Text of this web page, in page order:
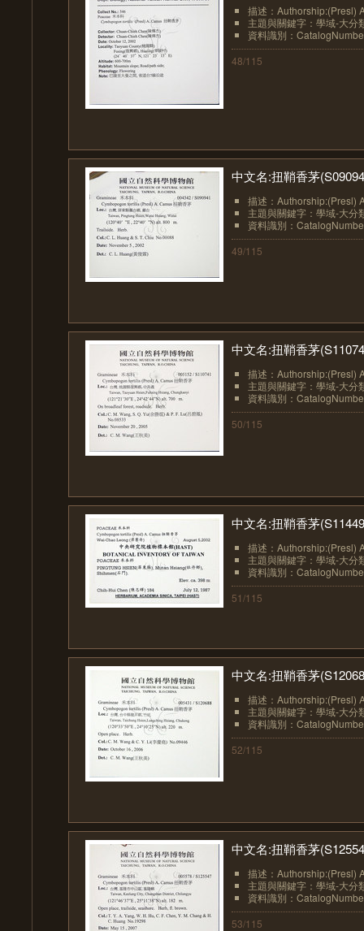
描述：Authorship:(Presl)
主題與關鍵字：學域-大分
資料識別：
48/115
中文名:扭鞘香茅
描述：Authorship:(Presl)
主題與關鍵字：學域-大分
資料識別：
49/115
中文名:扭鞘香茅
描述：Authorship:(Presl)
主題與關鍵字：學域-大分
資料識別：
50/115
中文名:扭鞘香茅
描述：Authorship:(Presl)
主題與關鍵字：學域-大分
資料識別：
51/115
中文名:扭鞘香茅
描述：Authorship:(Presl)
主題與關鍵字：學域-大分
資料識別：
52/115
中文名:扭鞘香茅
描述：Authorship:(Presl)
主題與關鍵字：學域-大分
資料識別：
53/115